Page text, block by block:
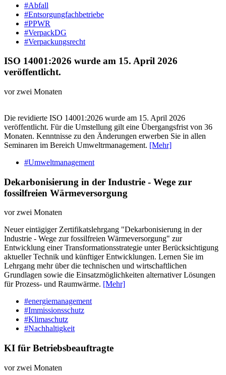
#Abfall
#Entsorgungfachbetriebe
#PPWR
#VerpackDG
#Verpackungsrecht
ISO 14001:2026 wurde am 15. April 2026
veröffentlicht.
vor zwei Monaten
Die revidierte ISO 14001:2026 wurde am 15. April 2026
veröffentlicht. Für die Umstellung gilt eine Übergangsfrist von 36
Monaten. Kenntnisse zu den Änderungen erwerben Sie in allen
Seminaren im Bereich Umweltrmanagement. [Mehr]
#Umweltmanagement
Dekarbonisierung in der Industrie - Wege zur
fossilfreien Wärmeversorgung
vor zwei Monaten
Neuer eintägiger Zertifikatslehrgang "Dekarbonisierung in der
Industrie - Wege zur fossilfreien Wärmeversorgung" zur
Entwicklung einer Transformationsstrategie unter Berücksichtigung
aktueller Technik und künftiger Entwicklungen. Lernen Sie im
Lehrgang mehr über die technischen und wirtschaftlichen
Grundlagen sowie die Einsatzmöglichkeiten alternativer Lösungen
für Prozess- und Raumwärme. [Mehr]
#energiemanagement
#Immissionsschutz
#Klimaschutz
#Nachhaltigkeit
KI für Betriebsbeauftragte
vor zwei Monaten